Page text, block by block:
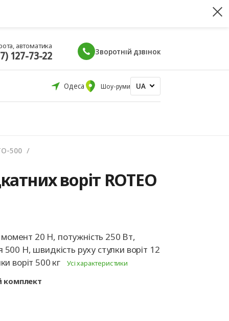
автоматика
127-73-22 Зворотній дзвінок
Одеса Шоу-руми UA
Аксесуари для
автоматики
500
воріт ROTEO
20 H, потужність 250 Вт,
Н, швидкість руху стулки воріт 12
воріт 500 кг
Усі характеристики
комплект